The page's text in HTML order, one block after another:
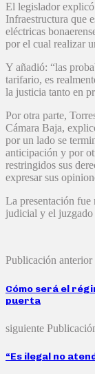
El legislador
Infraestructura que
eléctricas
por el cual realizar
Y añadió: “las
tarifario, es
la justicia tanto en
Por otra parte,
Cámara Baja,
por un lado se
anticipación y por
restringidos sus
expresar sus
La presentación fue
judicial y el juzgado
Publicación anterior
Cómo será el
puerta
siguiente
“Es ilegal no